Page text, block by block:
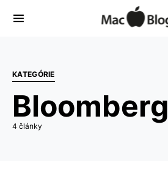
KATEGÓRIE
Bloomberg
4 články